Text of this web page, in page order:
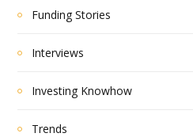
Funding Stories
Interviews
Investing Knowhow
Trends